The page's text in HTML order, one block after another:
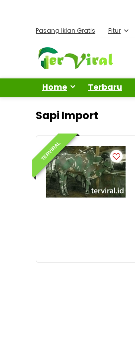
Pasang Iklan Gratis Fitur
Home Terbaru
Sapi Import
TERVIRAL